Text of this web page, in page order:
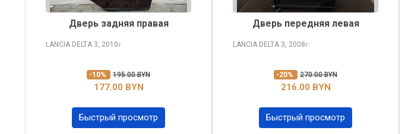
Дверь задняя правая
LANCIA DELTA 3, 2010г.
-10% 195.00 BYN
177.00 BYN
Быстрый просмотр
Дверь передняя левая
LANCIA DELTA 3, 2008г.
-20% 270.00 BYN
216.00 BYN
Быстрый просмотр